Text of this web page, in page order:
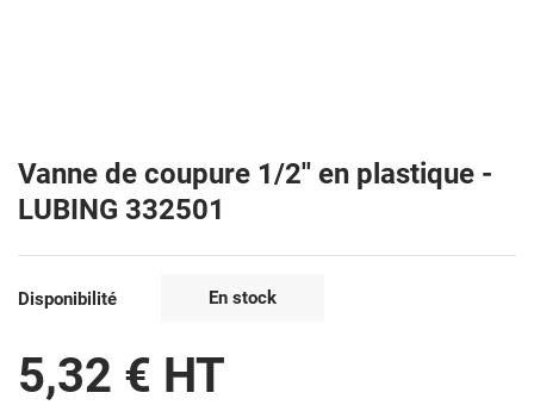
Vanne de coupure 1/2'' en plastique -
LUBING 332501
Disponibilité En stock
5,32 € HT